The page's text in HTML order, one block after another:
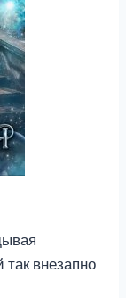
так внезапно